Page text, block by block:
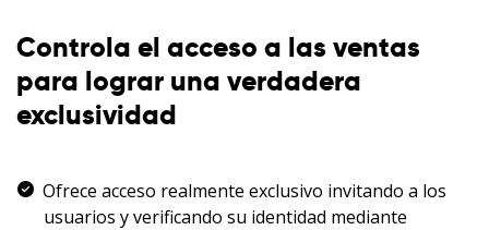
Controla el acceso a las ventas
para lograr una verdadera
exclusividad
Ofrece acceso realmente exclusivo invitando a los
usuarios y verificando su identidad mediante